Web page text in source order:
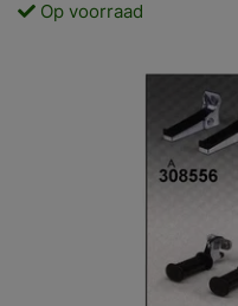
Op voorraad